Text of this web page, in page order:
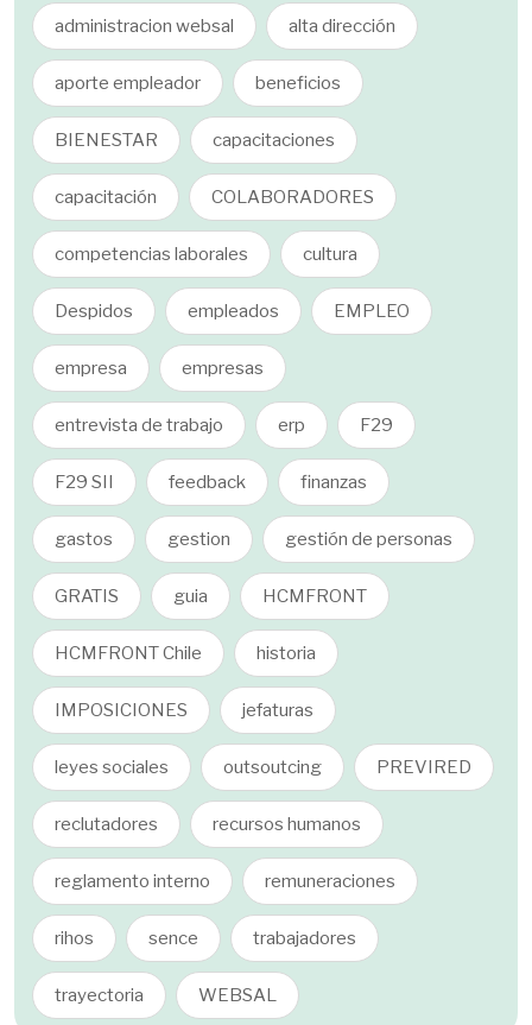
administracion websal alta dirección
aporte empleador beneficios
BIENESTAR capacitaciones
capacitación COLABORADORES
competencias laborales cultura
Despidos empleados EMPLEO
empresa empresas
entrevista de trabajo erp F29
F29 SII feedback finanzas
gastos gestion gestión de personas
GRATIS guia HCMFRONT
HCMFRONT Chile historia
IMPOSICIONES jefaturas
leyes sociales outsoutcing PREVIRED
reclutadores recursos humanos
reglamento interno remuneraciones
rihos sence trabajadores
trayectoria WEBSAL